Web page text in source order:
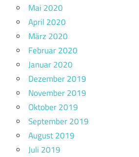
Mai 2020
April 2020
März 2020
Februar 2020
Januar 2020
Dezember 2019
November 2019
Oktober 2019
September 2019
August 2019
Juli 2019